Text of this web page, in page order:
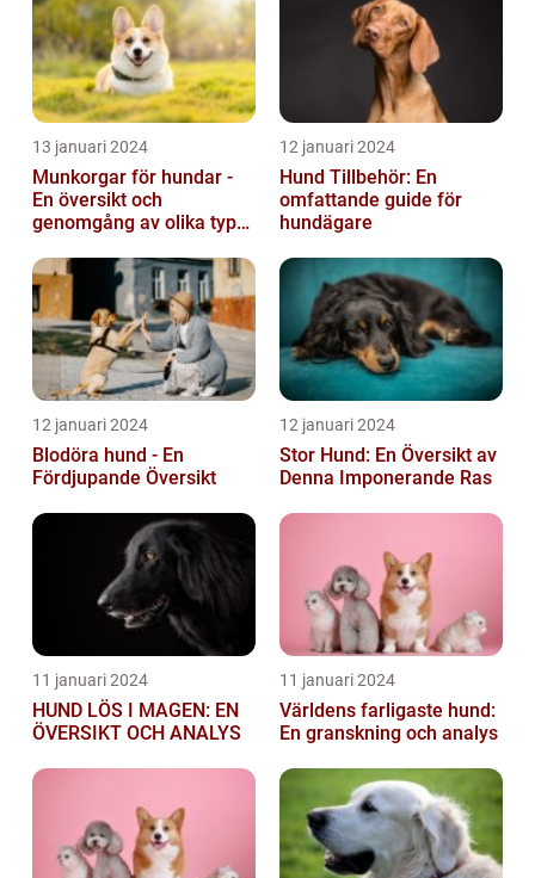
13 januari 2024
Munkorgar för hundar -
En översikt och
genomgång av olika typer
och nackde...
12 januari 2024
Hund Tillbehör: En
omfattande guide för
hundägare
12 januari 2024
Blodöra hund - En
Fördjupande Översikt
12 januari 2024
Stor Hund: En Översikt av
Denna Imponerande Ras
11 januari 2024
HUND LÖS I MAGEN: EN
ÖVERSIKT OCH ANALYS
11 januari 2024
Världens farligaste hund:
En granskning och analys